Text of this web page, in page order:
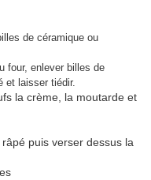
de céramique ou
four, enlever billes de
et laisser tiédir.
la crème, la moutarde et
puis verser dessus la